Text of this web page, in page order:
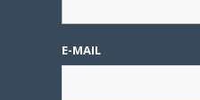
E-MAIL